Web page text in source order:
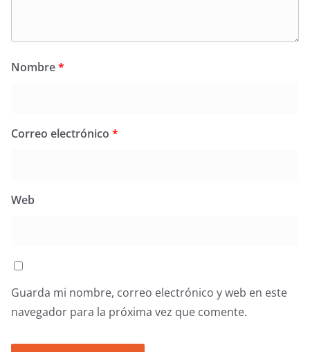
Nombre*
Correo electrónico *
Web
Guarda mi nombre, correo electrónico y web en este
navegador para la próxima vez que comente.